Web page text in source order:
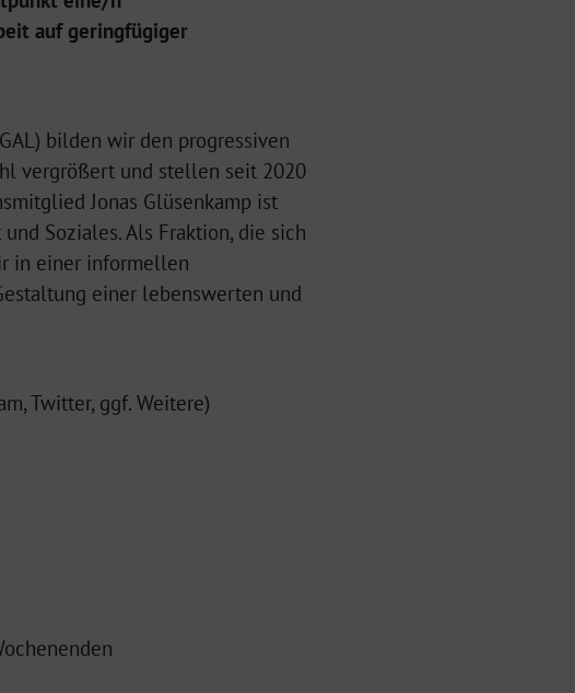
auf geringfügiger
bilden wir den progressiven
vergrößert und stellen seit 2020
Jonas Glüsenkamp ist
Soziales. Als Fraktion, die sich
in einer informellen
einer lebenswerten und
Twitter, ggf. Weitere)